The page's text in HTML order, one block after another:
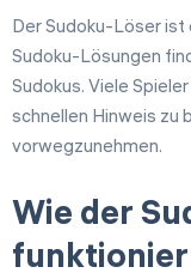
Tipps
Der Sudoku-Löser ist
Sudoku-Lösungen
Sudokus. Viele
schnellen Hinweis zu
vorwegzunehmen.
Wie der